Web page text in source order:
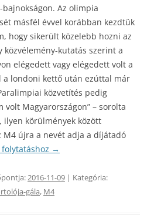
Az olimpia
másfél évvel korábban kezdtük
hogy sikerült közelebb hozni az
közvélemény-kutatás szerint a
elégedett vagy elégedett volt a
a londoni kettő után ezúttal már
közvetítés pedig
volt Magyarországon” – sorolta
ilyen körülmények között
M4 újra a nevét adja a díjátadó
→
2016-11-09 | Kategória:
gála, M4